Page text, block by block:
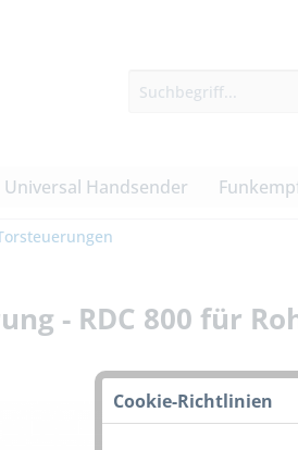
Universal Handsender
- RDC 800 für
Cookie-Richtlinien